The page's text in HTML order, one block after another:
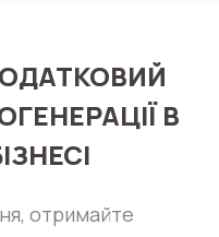
В
отримайте